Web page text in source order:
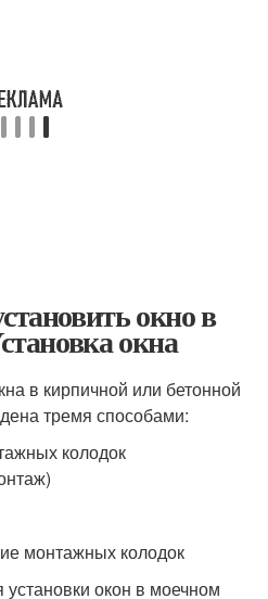
окно в
окна
в кирпичной или бетонной
тремя способами:
колодок
монтажных колодок
окон в моечном